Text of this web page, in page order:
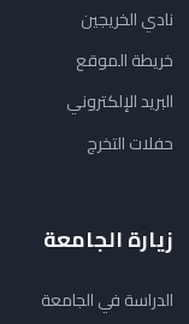
نادي الخريجين
خريطة الموقع
البريد الإلكتروني
حفلات التخرج
زيارة الجامعة
الدراسة في الجامعة